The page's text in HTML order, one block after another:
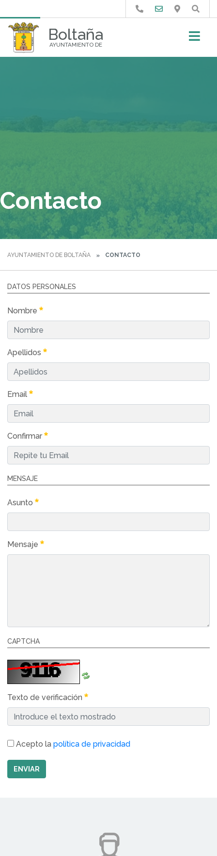
Boltaña
AYUNTAMIENTO DE
Buscar
Contacto
AYUNTAMIENTO DE BOLTAÑA CONTACTO
DATOS PERSONALES
Nombre
Apellidos
Email
Confirmar
MENSAJE
Asunto
Mensaje
CAPTCHA
Texto de verificación
Acepto la política de privacidad
ENVIAR